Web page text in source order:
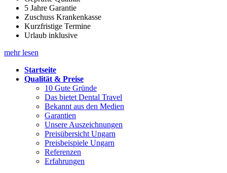
5 Jahre Garantie
Zuschuss Krankenkasse
Kurzfristige Termine
Urlaub inklusive
mehr lesen
Startseite
Qualität & Preise
10 Gute Gründe
Das bietet Dental Travel
Bekannt aus den Medien
Garantien
Unsere Auszeichnungen
Preisübersicht Ungarn
Preisbeispiele Ungarn
Referenzen
Erfahrungen